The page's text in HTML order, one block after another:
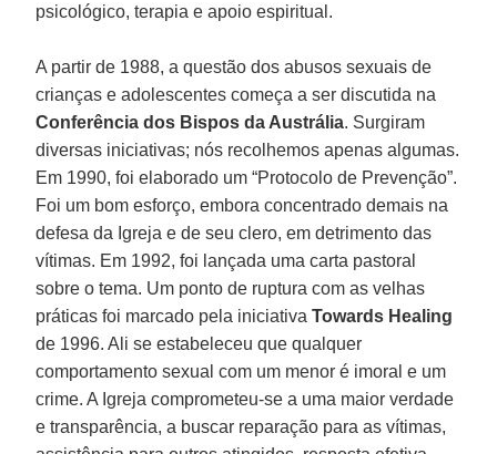
psicológico, terapia e apoio espiritual.
A partir de 1988, a questão dos abusos sexuais de
crianças e adolescentes começa a ser discutida na
Conferência dos Bispos da Austrália. Surgiram
diversas iniciativas; nós recolhemos apenas algumas.
Em 1990, foi elaborado um “Protocolo de Prevenção”.
Foi um bom esforço, embora concentrado demais na
defesa da Igreja e de seu clero, em detrimento das
vítimas. Em 1992, foi lançada uma carta pastoral
sobre o tema. Um ponto de ruptura com as velhas
práticas foi marcado pela iniciativaTowards Healing
de 1996. Ali se estabeleceu que qualquer
comportamento sexual com um menor é imoral e um
crime. A Igreja comprometeu-se a uma maior verdade
e transparência, a buscar reparação para as vítimas,